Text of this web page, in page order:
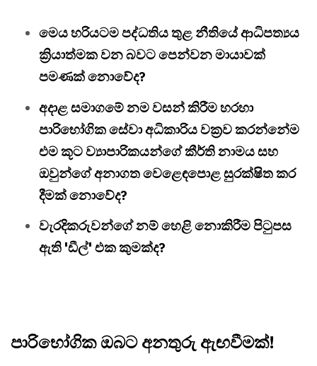
මෙය හරියටම පද්ධතිය තුළ නීතියේ ආධිපත්‍යය
ක්‍රියාත්මක වන බවට පෙන්වන මායාවක්
පමණක් නොවේද?
අදාළ සමාගමේ නම වසන් කිරීම හරහා
පාරිභෝගික සේවා අධිකාරිය වක්‍රව කරන්නේම
එම කූට ව්‍යාපාරිකයන්ගේ කීර්ති නාමය සහ
ඔවුන්ගේ අනාගත වෙළෙඳපොළ සුරක්ෂිත කර
දීමක් නොවේද?
වැරදිකරුවන්ගේ නම් හෙළි නොකිරීම පිටුපස
ඇති 'ඩීල්' එක කුමක්ද?
පාරිභෝගික ඔබට අනතුරු ඇඟවීමක්!